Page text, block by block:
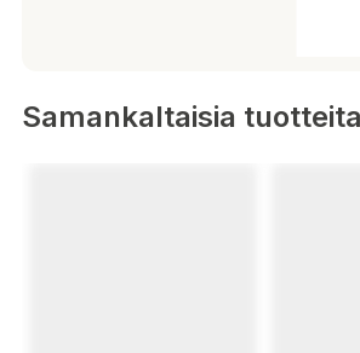
Samankaltaisia tuotteita